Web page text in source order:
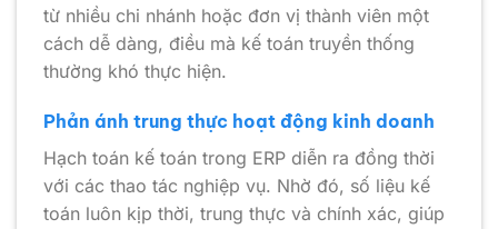
từ nhiều chi nhánh hoặc đơn vị thành viên một
cách dễ dàng, điều mà kế toán truyền thống
thường khó thực hiện.
Phản ánh trung thực hoạt động kinh doanh
Hạch toán kế toán trong ERP diễn ra đồng thời
với các thao tác nghiệp vụ. Nhờ đó, số liệu kế
toán luôn kịp thời, trung thực và chính xác, giúp